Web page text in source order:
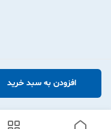
افزودن به سبد خرید